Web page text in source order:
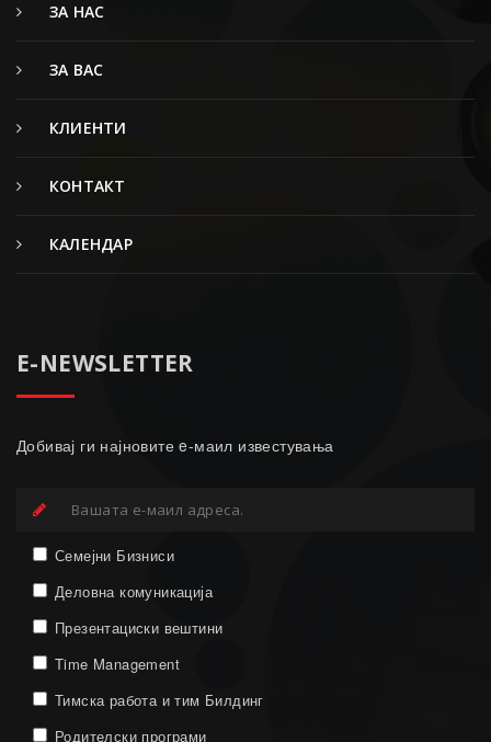
ЗА НАС
ЗА ВАС
КЛИЕНТИ
КОНТАКТ
КАЛЕНДАР
E-NEWSLETTER
Добивај ги најновите e-маил известувања
Семејни Бизниси
Деловна комуникација
Презентациски вештини
Time Management
Тимска работа и тим Билдинг
Родителски програми